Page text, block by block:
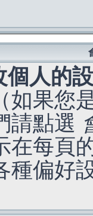
個人的
如果您
請點選
在每頁
種偏好